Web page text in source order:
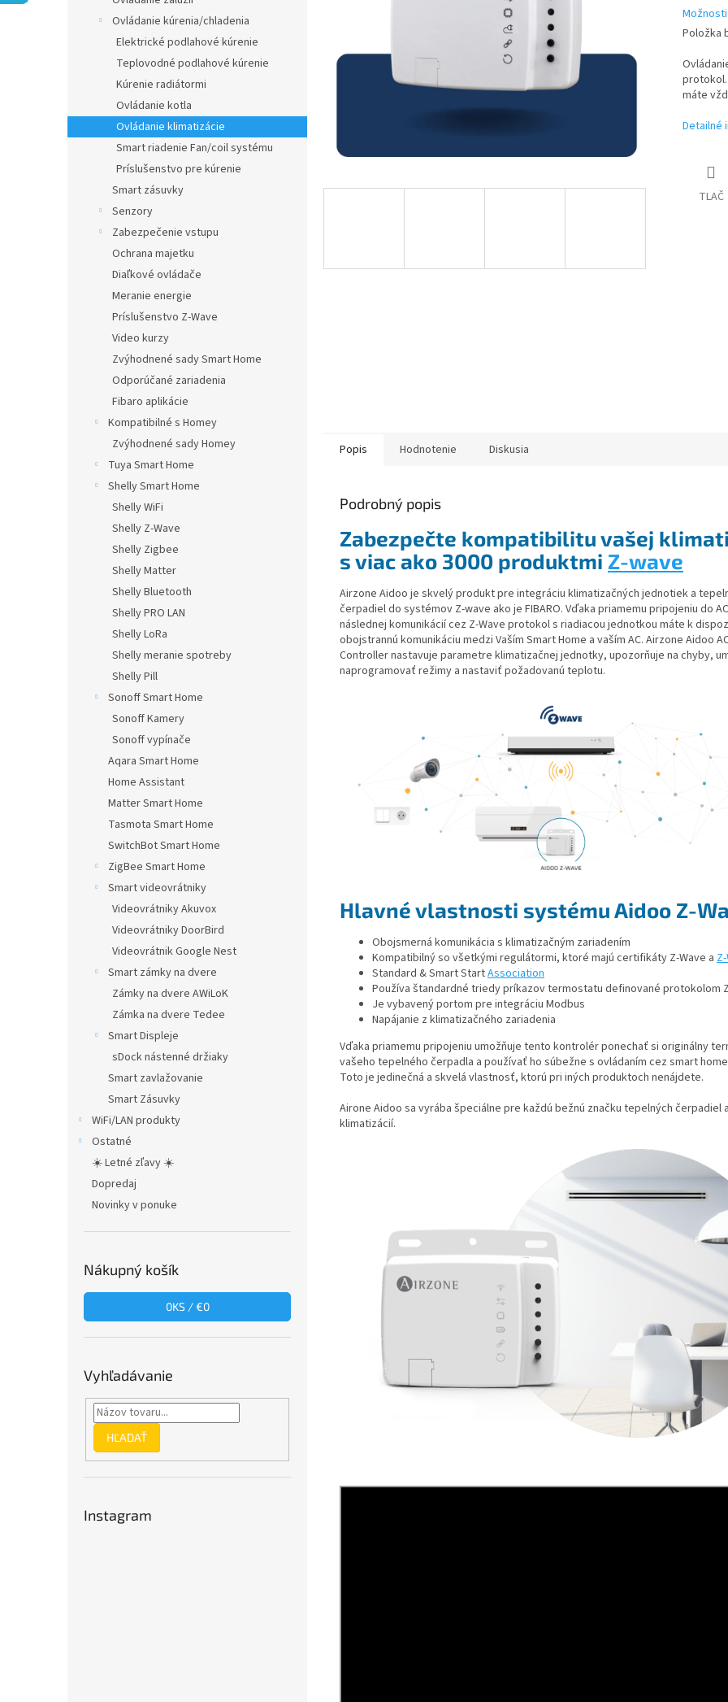
Ovládanie kúrenia/chladenia
Elektrické podlahové kúrenie
Teplovodné podlahové kúrenie
Kúrenie radiátormi
Ovládanie kotla
Ovládanie klimatizácie
Smart riadenie Fan/coil systému
Príslušenstvo pre kúrenie
Smart zásuvky
Senzory
Zabezpečenie vstupu
Ochrana majetku
Diaľkové ovládače
Meranie energie
Príslušenstvo Z-Wave
Video kurzy
Zvýhodnené sady Smart Home
Odporúčané zariadenia
Fibaro aplikácie
Kompatibilné s Homey
Zvýhodnené sady Homey
Tuya Smart Home
Shelly Smart Home
Shelly WiFi
Shelly Z-Wave
Shelly Zigbee
Shelly Matter
Shelly Bluetooth
Shelly PRO LAN
Shelly LoRa
Shelly meranie spotreby
Shelly Pill
Sonoff Smart Home
Sonoff Kamery
Sonoff vypínače
Aqara Smart Home
Home Assistant
Matter Smart Home
Tasmota Smart Home
SwitchBot Smart Home
ZigBee Smart Home
Smart videovrátniky
Videovrátniky Akuvox
Videovrátniky DoorBird
Videovrátnik Google Nest
Smart zámky na dvere
Zámky na dvere AWiLoK
Zámka na dvere Tedee
Smart Displeje
sDock nástenné držiaky
Smart zavlažovanie
Smart Zásuvky
WiFi/LAN produkty
Ostatné
☀️ Letné zľavy ☀️
Dopredaj
Novinky v ponuke
Nákupný košík
0KS /€0
Vyhľadávanie
HĽADAŤ
Instagram
Položka
máte
Detailné
TLAČ
Popis Hodnotenie Diskusia
Podrobný popis
Zabezpečte kompatibilitu vašej
s viac ako 3000 produktmi Z-wave
Airzone Aidoo je skvelý produkt pre integráciu klimatizačných jednotiek a
čerpadiel do systémov Z-wave ako je FIBARO. Vďaka priamemu pripojeniu do
následnej komunikácií cez Z-Wave protokol s riadiacou jednotkou máte k
obojstrannú komunikáciu medzi Vaším Smart Home a vaším AC. Airzone Aidoo
Controller nastavuje parametre klimatizačnej jednotky, upozorňuje na chyby,
naprogramovať režimy a nastaviť požadovanú teplotu.
Hlavné vlastnosti systému Aidoo Z-
Obojsmerná komunikácia s klimatizačným zariadením
Kompatibilný so všetkými regulátormi, ktoré majú certifikáty Z-Wave a
Standard & Smart StartAssociation
Používa štandardné triedy príkazov termostatu definované protokolom
Je vybavený portom pre integráciu Modbus
Napájanie z klimatizačného zariadenia
Vďaka priamemu pripojeniu umožňuje tento kontrolér ponechať si originálny
vašeho tepelného čerpadla a používať ho súbežne s ovládaním cez smart
Toto je jedinečná a skvelá vlastnosť, ktorú pri iných produktoch nenájdete.
Airone Aidoo sa vyrába špeciálne pre každú bežnú značku tepelných čerpadiel
klimatizácií.